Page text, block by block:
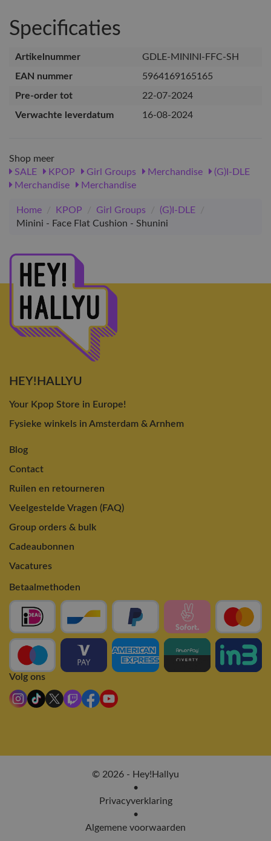
Specificaties
Artikelnummer
GDLE-MININI-FFC-SH
EAN nummer
5964169165165
Pre-order tot
22-07-2024
Verwachte leverdatum
16-08-2024
Shop meer
SALE
KPOP Girl Groups Merchandise
(G)I-DLE
Merchandise
Merchandise
Home / KPOP / Girl Groups / (G)I-DLE
/
Minini - Face Flat Cushion - Shunini
HEY!HALLYU
Your Kpop Store in Europe!
Fysieke winkels in Amsterdam & Arnhem
Blog
Contact
Ruilen en retourneren
Veelgestelde Vragen (FAQ)
Group orders & bulk
Cadeaubonnen
Vacatures
Betaalmethoden
Volg ons
© 2026 - Hey!Hallyu
•
Privacyverklaring
•
Algemene voorwaarden